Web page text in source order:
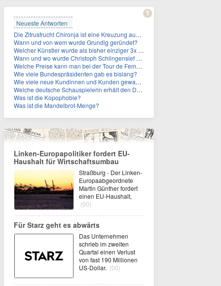
Neueste Antworten
Die Zitrusfrucht Chironja ist eine Kreuzung aus welchen Früchten?
Wann und von wem wurde Grundig geründet?
Welcher Künstler wurde als bisher einziger 3x in die Rock and Roll Hall of Fame aufgenommen?
Wann und wo wurde Christoph Schlingensief geboren?
Welche Preise kann man bei der Tour de Femmes 2026 gewinnen?
Wie viele Bundespräsidenten gab es bislang?
Wie viele neue Kundinnen und Kunden gewann MagentaTV allein durch die WM hinzu?
Welche deutsche Schauspielerin erhält den Deutschen Kulturpolitikpreis?
Was ist die Kopophobie?
Was ist die Mandelbrot-Menge?
Linken-Europapolitiker fordert EU-
Haushalt für Wirtschaftsumbau
Straßburg - Der Linken-
Europaabgeordnete
Martin Günther fordert
einen EU-Haushalt,
(00)
Für Starz geht es abwärts
Das Unternehmen
schrieb im zweiten
Quartal einen Verlust
von fast 190 Millionen
US-Dollar. (00)